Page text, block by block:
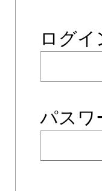
ログイ
パスワ